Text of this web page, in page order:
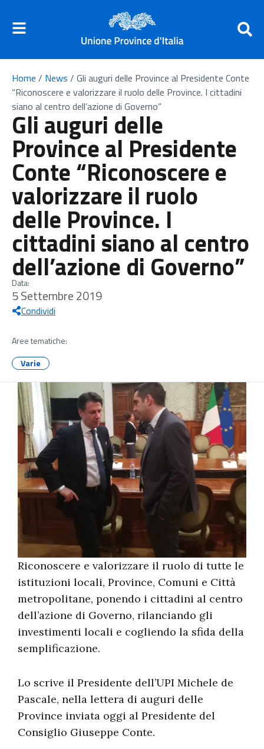
Home / News / Gli auguri delle Province al Presidente Conte
“Riconoscere e valorizzare il ruolo delle Province. I cittadini
siano al centro dell’azione di Governo”
Gli auguri delle
Province al Presidente
Conte “Riconoscere e
valorizzare il ruolo
delle Province. I
cittadini siano al centro
dell’azione di Governo”
Data:
5 Settembre 2019
Condividi
Aree tematiche:
Varie
Riconoscere e valorizzare il ruolo di tutte le
istituzioni locali, Province, Comuni e Città
metropolitane, ponendo i cittadini al centro
dell’azione di Governo, rilanciando gli
investimenti locali e cogliendo la sfida della
semplificazione.
Lo scrive il Presidente dell’UPI Michele de
Pascale, nella lettera di auguri delle
Province inviata oggi al Presidente del
Consiglio Giuseppe Conte.